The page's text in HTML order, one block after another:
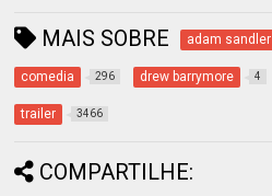
MAIS SOBRE adam sandler
comedia 296 drew barrymore 4
trailer 3466
COMPARTILHE: